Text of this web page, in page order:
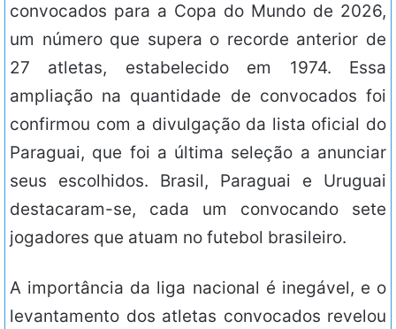
convocados para a Copa do Mundo de 2026,
um número que supera o recorde anterior de
27 atletas, estabelecido em 1974. Essa
ampliação na quantidade de convocados foi
confirmou com a divulgação da lista oficial do
Paraguai, que foi a última seleção a anunciar
seus escolhidos. Brasil, Paraguai e Uruguai
destacaram-se, cada um convocando sete
jogadores que atuam no futebol brasileiro.
A importância da liga nacional é inegável, e o
levantamento dos atletas convocados revelou